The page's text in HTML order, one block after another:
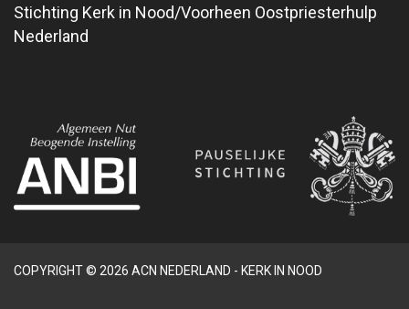
Stichting Kerk in Nood/Voorheen Oostpriesterhulp
Nederland
COPYRIGHT © 2026 ACN NEDERLAND - KERK IN NOOD